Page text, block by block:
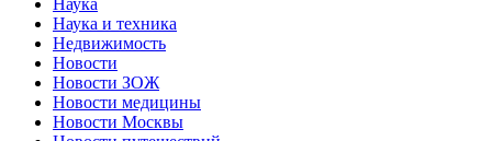
Наука и техника
Недвижимость
Новости
Новости ЗОЖ
Новости медицины
Новости Москвы